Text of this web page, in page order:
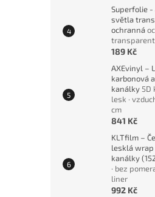
Superfolie
světla
ochranná
189 Kč
AXEvinyl –
karbonová
kanálky 5D
lesk ·
cm
841 Kč
KLTfilm –
lesklá wrap
kanálky
· bez
liner
992 Kč